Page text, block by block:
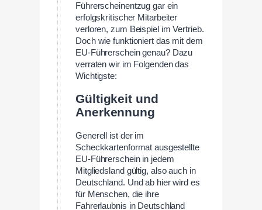
Führerscheinentzug gar ein
erfolgskritischer Mitarbeiter
verloren, zum Beispiel im Vertrieb.
Doch wie funktioniert das mit dem
EU-Führerschein genau? Dazu
verraten wir im Folgenden das
Wichtigste:
Gültigkeit und
Anerkennung
Generell ist der im
Scheckkartenformat ausgestellte
EU-Führerschein in jedem
Mitgliedsland gültig, also auch in
Deutschland. Und ab hier wird es
für Menschen, die ihre
Fahrerlaubnis in Deutschland